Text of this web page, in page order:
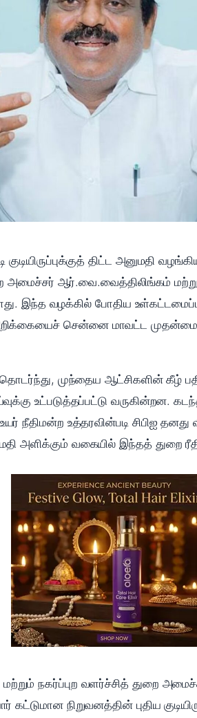
திட்ட அனுமதி
ஆர்.வை.வைத்திலிங்கம்
இந்த வழக்கில் போதிய
சென்னை மாவட்ட முதன்மை
முந்தைய ஆட்சிகளின் கீழ்
உட்படுத்தப்பட்டு வருகின்றன.
நீதிமன்ற உத்தரவின்படி சிபிஐ
அளிக்கும் வகையில் இந்தத் துறை
மற்றும் நகர்ப்புற வளர்ச்சித் துறை
நிறுவனத்தின் புதிய